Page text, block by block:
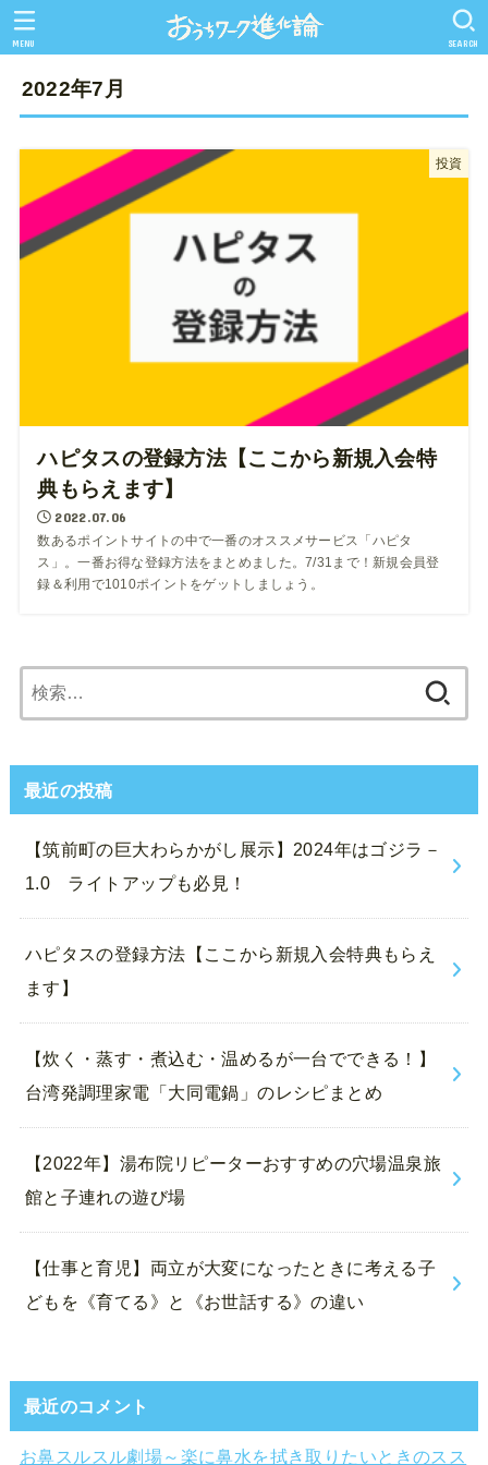
SEARCH
MENU
2022年7月
投資
ハピタスの登録方法【ここから新規入会特
典もらえます】
2022.07.06
数あるポイントサイトの中で一番のオススメサービス「ハピタ
ス」。一番お得な登録方法をまとめました。7/31まで！新規会員登
録＆利用で1010ポイントをゲットしましょう。
索:
最近の投稿
【筑前町の巨大わらかがし展示】2024年はゴジラ－
1.0 ライトアップも必見！
ハピタスの登録方法【ここから新規入会特典もらえ
ます】
【炊く・蒸す・煮込む・温めるが一台でできる！】
台湾発調理家電「大同電鍋」のレシピまとめ
【2022年】湯布院リピーターおすすめの穴場温泉旅
館と子連れの遊び場
【仕事と育児】両立が大変になったときに考える子
どもを《育てる》と《お世話する》の違い
最近のコメント
お鼻スルスル劇場～楽に鼻水を拭き取りたいときのスス